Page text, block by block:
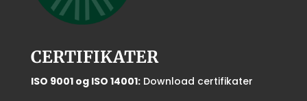
CERTIFIKATER
ISO 9001 og ISO 14001: Download certifikater